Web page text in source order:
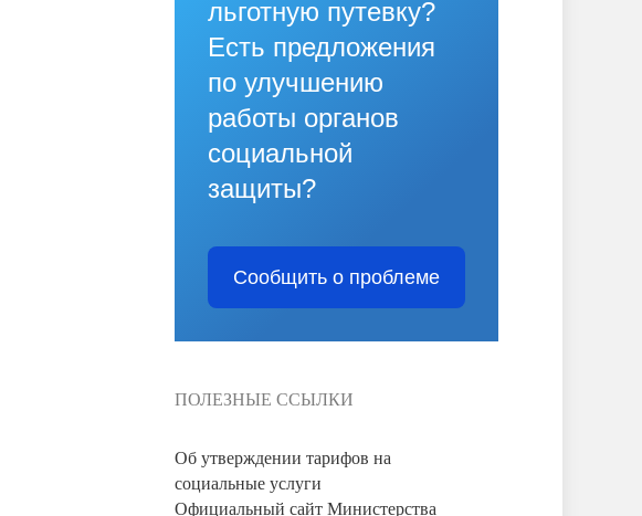
льготную путевку?
Есть предложения
по улучшению
работы органов
социальной
защиты?
Сообщить о проблеме
ПОЛЕЗНЫЕ ССЫЛКИ
Об утверждении тарифов на
социальные услуги
Официальный сайт Министерства